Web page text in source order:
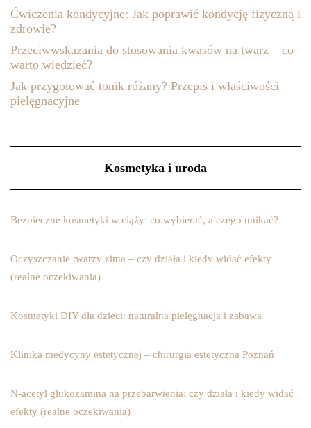
Ćwiczenia kondycyjne: Jak poprawić kondycję fizyczną i
zdrowie?
Przeciwwskazania do stosowania kwasów na twarz – co
warto wiedzieć?
Jak przygotować tonik różany? Przepis i właściwości
pielęgnacyjne
Kosmetyka i uroda
Bezpieczne kosmetyki w ciąży: co wybierać, a czego unikać?
Oczyszczanie twarzy zimą – czy działa i kiedy widać efekty
(realne oczekiwania)
Kosmetyki DIY dla dzieci: naturalna pielęgnacja i zabawa
Klinika medycyny estetycznej – chirurgia estetyczna Poznań
N-acetyl glukozamina na przebarwienia: czy działa i kiedy widać
efekty (realne oczekiwania)